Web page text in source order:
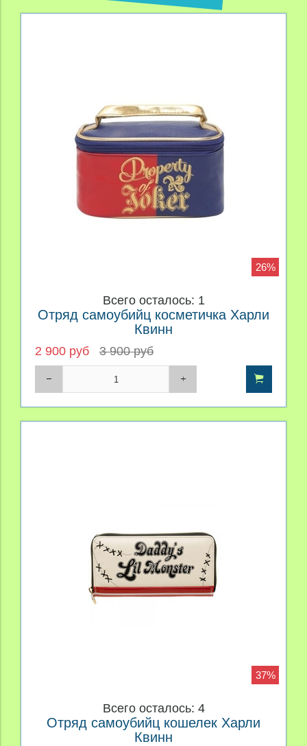
26%
Всего осталось: 1
Отряд самоубийц косметичка Харли
Квинн
2 900 руб 3 900 руб
37%
Всего осталось: 4
Отряд самоубийц кошелек Харли
Квинн